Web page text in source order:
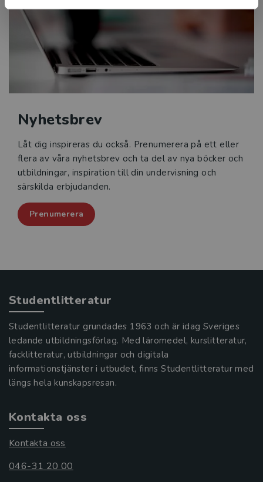
Nyhetsbrev
Låt dig inspireras du också. Prenumerera på ett eller
flera av våra nyhetsbrev och ta del av nya böcker och
utbildningar, inspiration till din undervisning och
särskilda erbjudanden.
Prenumerera
Studentlitteratur
Studentlitteratur grundades 1963 och är idag Sveriges
ledande utbildningsförlag. Med läromedel, kurslitteratur,
facklitteratur, utbildningar och digitala
informationstjänster i utbudet, finns Studentlitteratur med
längs hela kunskapsresan.
Kontakta oss
Kontakta oss
046-31 20 00